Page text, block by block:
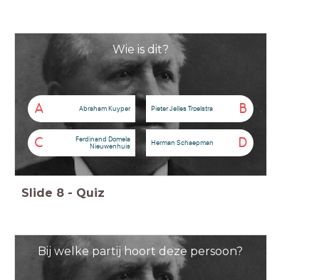
Wie is dit?
A Abraham Kuyper B
Pieter Jelles Troelstra
C
Ferdinand Domela
Nieuwenhuis
D
Herman Schaepman
Slide 8 - Quiz
Bij welke partij hoort deze persoon?